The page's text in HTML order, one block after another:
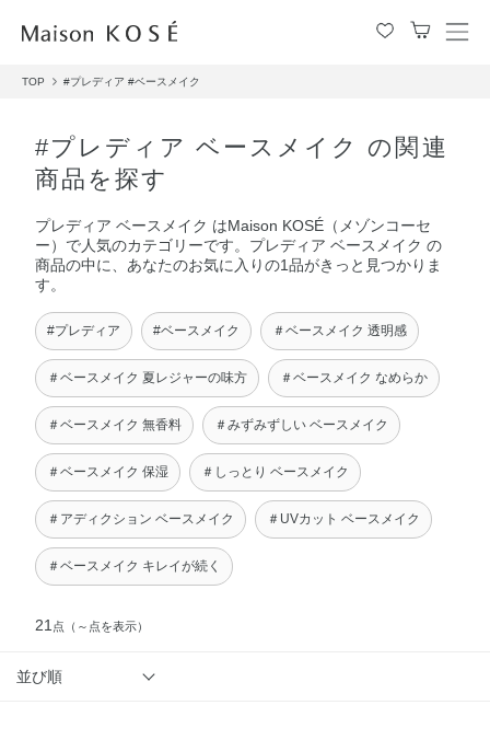
メ
TOP #プレディア #ベースメイク
#プレディア ベースメイク の関連
商品を探す
プレディア ベースメイク はMaison KOSÉ（メゾンコーセ
ー）で人気のカテゴリーです。プレディア ベースメイク の
商品の中に、あなたのお気に入りの1品がきっと見つかりま
す。
#プレディア #ベースメイク ＃ベースメイク 透明感
＃ベースメイク 夏レジャーの味方 ＃ベースメイク なめらか
＃ベースメイク 無香料 ＃みずみずしい ベースメイク
＃ベースメイク 保湿 ＃しっとり ベースメイク
＃アディクション ベースメイク ＃UVカット ベースメイク
＃ベースメイク キレイが続く
21 点 （～点を表示）
並び順